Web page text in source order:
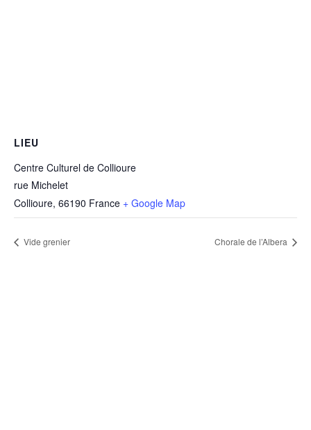
LIEU
Centre Culturel de Collioure
rue Michelet
Collioure, 66190 France + Google Map
Vide grenier Chorale de l’Albera